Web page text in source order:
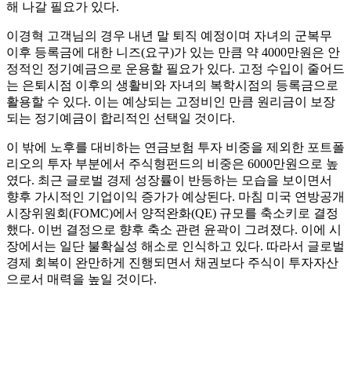
해 나갈 필요가 있다.
이경혁 고객님의 경우 내년 말 퇴직 예정이며 자녀의 군복무
이후 등록금에 대한 니즈(요구)가 있는 만큼 약 4000만원은 안
정적인 정기예금으로 운용할 필요가 있다. 고정 수입이 줄어드
는 은퇴시점 이후의 생활비와 자녀의 복학시점의 등록금으로
활용할 수 있다. 이는 예상되는 고정비인 만큼 원리금이 보장
되는 정기예금이 합리적인 선택일 것이다.
이 밖에 노후를 대비하는 연금보험 투자 비중을 제외한 포트폴
리오의 투자 부분에서 주식형펀드의 비중은 6000만원으로 높
였다. 최근 글로벌 경제 성장률이 반등하는 모습을 보이면서
향후 가시적인 기업이익 증가가 예상된다. 마침 미국 연방공개
시장위원회(FOMC)에서 양적완화(QE) 규모를 축소키로 결정
했다. 이번 결정으로 향후 축소 관련 윤곽이 그려졌다. 이에 시
장에서는 일단 불확실성 해소로 인식하고 있다. 따라서 글로벌
경제 회복이 완만하게 진행되면서 채권보다 주식이 투자자산
으로서 매력을 높일 것이다.